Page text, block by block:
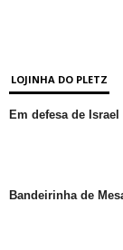
LOJINHA DO PLETZ
Em defesa de Israel
Bandeirinha de